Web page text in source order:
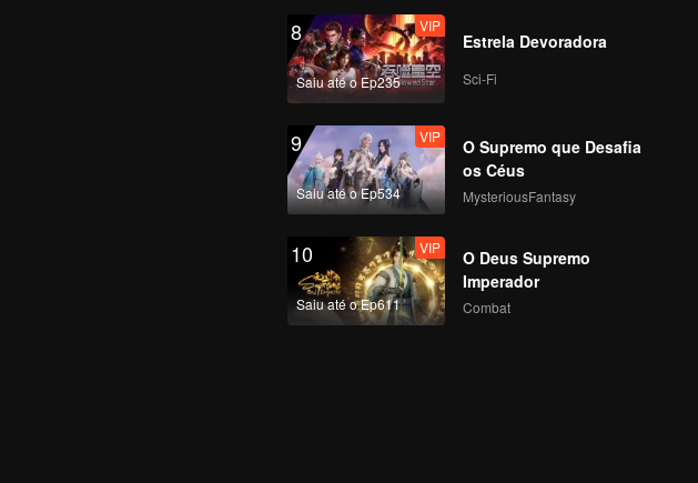
Encontram-se no
Pico!
VIP
VIP EP8 Bônus-02
VIP EP8 Bônus-03
8
Saiu até o Ep235
VIP
Estrela Devoradora
Sci-Fi
9
Saiu até o Ep534
VIP
O Supremo que Desafia
os Céus
MysteriousFantasy
10
Saiu até o Ep611
VIP
O Deus Supremo
Imperador
Combat